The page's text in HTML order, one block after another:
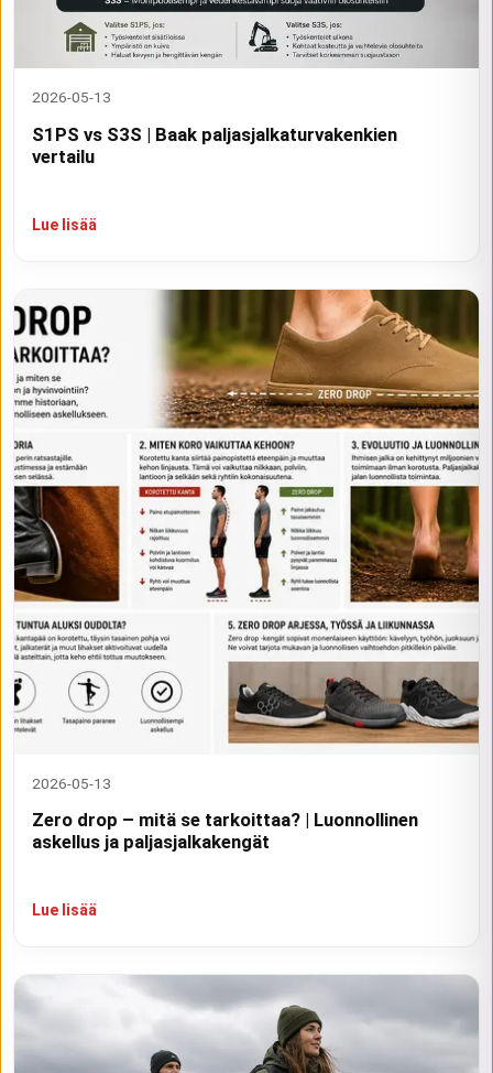
2026-05-13
S1PS vs S3S | Baak paljasjalkaturvakenkien
vertailu
Lue lisää
2026-05-13
Zero drop – mitä se tarkoittaa? | Luonnollinen
askellus ja paljasjalkakengät
Lue lisää